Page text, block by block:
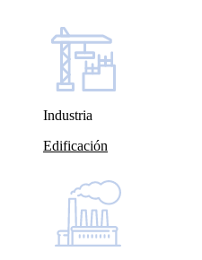
Industria
Edificación